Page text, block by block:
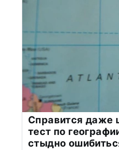
Справится даже
тест по
стыдно